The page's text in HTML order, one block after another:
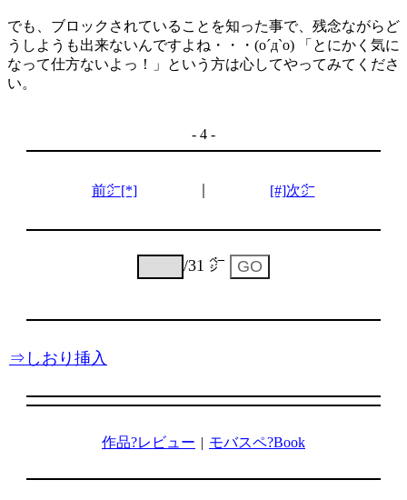
でも、ブロックされていることを知った事で、残念ながらど
うしようも出来ないんですよね・・・(o´д`o) 「とにかく気に
なって仕方ないよっ！」という方は心してやってみてくださ
い。
- 4 -
前㌻[*] [#]次㌻
/31 ㌻
⇒しおり挿入
作品?レビュー | モバスペ?Book